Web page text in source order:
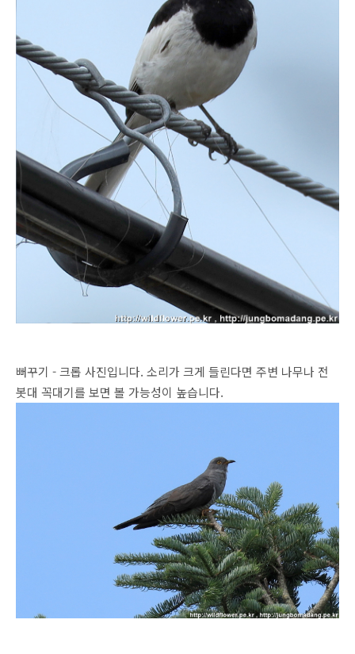
뻐꾸기 - 크롭 사진입니다. 소리가 크게 들린다면 주변 나무나 전
봇대 꼭대기를 보면 볼 가능성이 높습니다.